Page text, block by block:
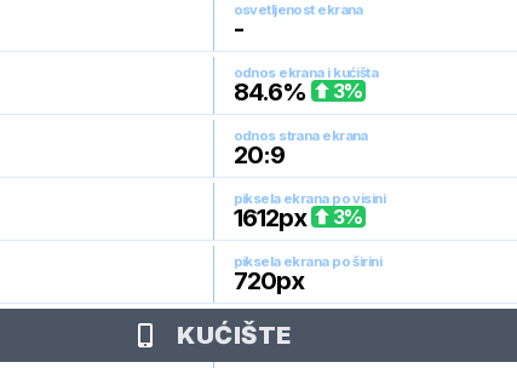
osvetljenost ekrana
-
odnos ekrana i kućišta
84.6% 3%
odnos strana ekrana
20:9
piksela ekrana po visini
1612px 3%
piksela ekrana po širini
720px
KUĆIŠTE